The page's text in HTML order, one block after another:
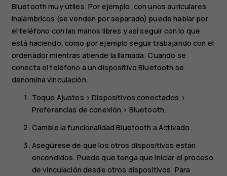
Bluetooth muy útiles. Por ejemplo, con unos auriculares
inalámbricos (se venden por separado) puede hablar por
el teléfono con las manos libres y así seguir con lo que
está haciendo, como por ejemplo seguir trabajando con el
ordenador mientras atiende la llamada. Cuando se
conecta el teléfono a un dispositivo Bluetooth se
denomina vinculación.
Toque Ajustes >Dispositivos conectados >
Preferencias de conexión > Bluetooth.
Cambie la funcionalidadBluetooth aActivado.
Asegúrese de que los otros dispositivos están
encendidos. Puede que tenga que iniciar el proceso
de vinculación desde otros dispositivos. Para